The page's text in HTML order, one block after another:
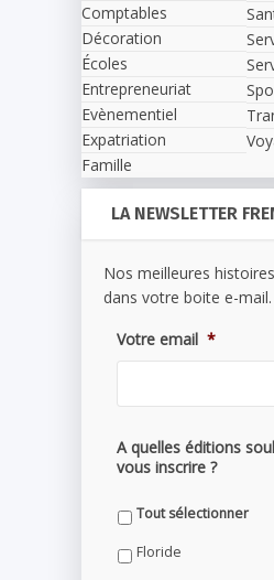
Comptables
Décoration
Écoles
Entrepreneuriat
Evènementiel
Expatriation
Famille
LA NEWSLETTER
Nos meilleures
dans votre boite e-mail.
Votre email *
A quelles éditions
vous inscrire ?
Tout sélectionner
Floride